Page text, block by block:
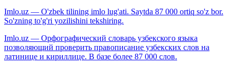
Imlo.uz — O'zbek tilining imlo lug'ati. Saytda 87 000 ortiq so'z bor.
So'zning to'g'ri yozilishini tekshiring.
Imlo.uz — Орфографический словарь узбекского языка
позволяющий проверить правописание узбекских слов на
латинице и кириллице. В базе более 87 000 слов.